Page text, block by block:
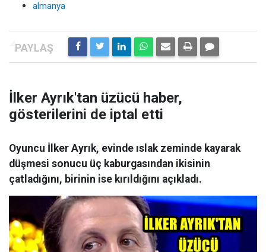
almanya
İlker Ayrık'tan üzücü haber,
gösterilerini de iptal etti
Oyuncu İlker Ayrık, evinde ıslak zeminde kayarak
düşmesi sonucu üç kaburgasından ikisinin
çatladığını, birinin ise kırıldığını açıkladı.